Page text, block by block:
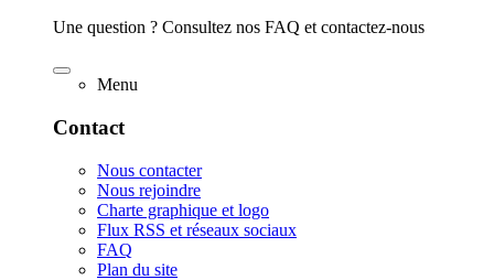
Une question ? Consultez nos FAQ et contactez-nous
Menu
Contact
Nous contacter
Nous rejoindre
Charte graphique et logo
Flux RSS et réseaux sociaux
FAQ
Plan du site